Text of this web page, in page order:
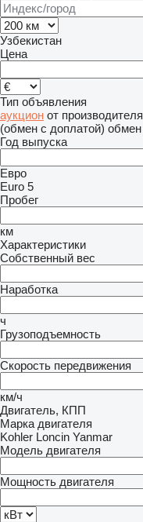
Узбекистан
Цена
Тип объявления
аукцион от производителя
(обмен с доплатой) обмен
Год выпуска
Евро
Euro 5
Пробег
км
Характеристики
Собственный вес
Наработка
ч
Грузоподъемность
Скорость передвижения
км/ч
Двигатель, КПП
Марка двигателя
Kohler Loncin Yanmar
Модель двигателя
Мощность двигателя